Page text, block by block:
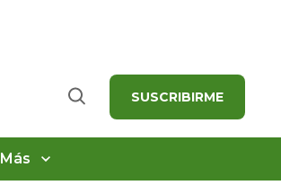
Buscar SUSCRIBIRME
Más